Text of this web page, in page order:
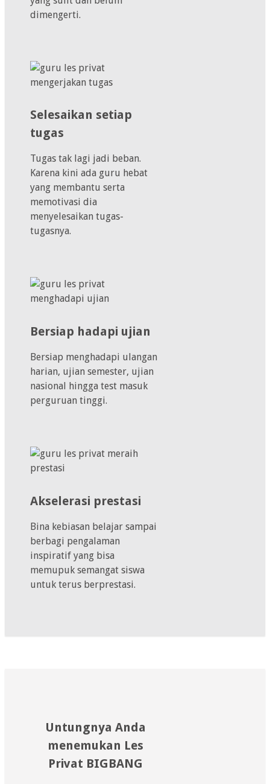
dimengerti.
Selesaikan setiap
tugas
Tugas tak lagi jadi beban.
Karena kini ada guru hebat
yang membantu serta
memotivasi dia
menyelesaikan tugas-
tugasnya.
Bersiap hadapi ujian
Bersiap menghadapi ulangan
harian, ujian semester, ujian
nasional hingga test masuk
perguruan tinggi.
Akselerasi prestasi
Bina kebiasan belajar sampai
berbagi pengalaman
inspiratif yang bisa
memupuk semangat siswa
untuk terus berprestasi.
Untungnya Anda
menemukan Les
Privat BIGBANG